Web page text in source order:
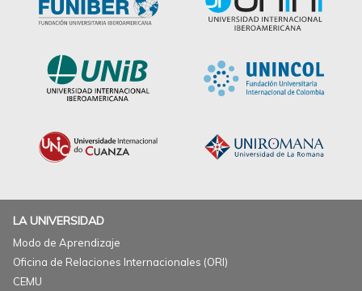
LA UNIVERSIDAD
Modo de Aprendizaje
Oficina de Relaciones Internacionales (ORI)
CEMU